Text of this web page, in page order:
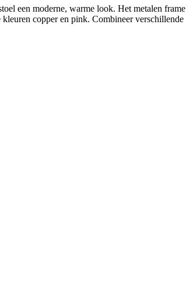
een moderne, warme look. Het metalen frame
copper en pink. Combineer verschillende